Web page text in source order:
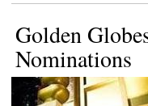
Golden
Nominations